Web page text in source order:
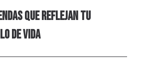
que reflejan tu
de vida